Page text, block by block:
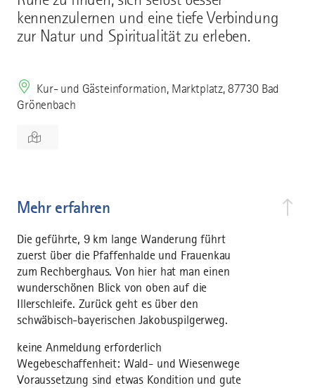
kennenzulernen und eine tiefe Verbindung
zur Natur und Spiritualität zu erleben.
Kur- und Gästeinformation, Marktplatz, 87730 Bad
Grönenbach
Mehr erfahren
Die geführte, 9 km lange Wanderung führt
zuerst über die Pfaffenhalde und Frauenkau
zum Rechberghaus. Von hier hat man einen
wunderschönen Blick von oben auf die
Illerschleife. Zurück geht es über den
schwäbisch-bayerischen Jakobuspilgerweg.
keine Anmeldung erforderlich
Wegebeschaffenheit: Wald- und Wiesenwege
Voraussetzung sind etwas Kondition und gute